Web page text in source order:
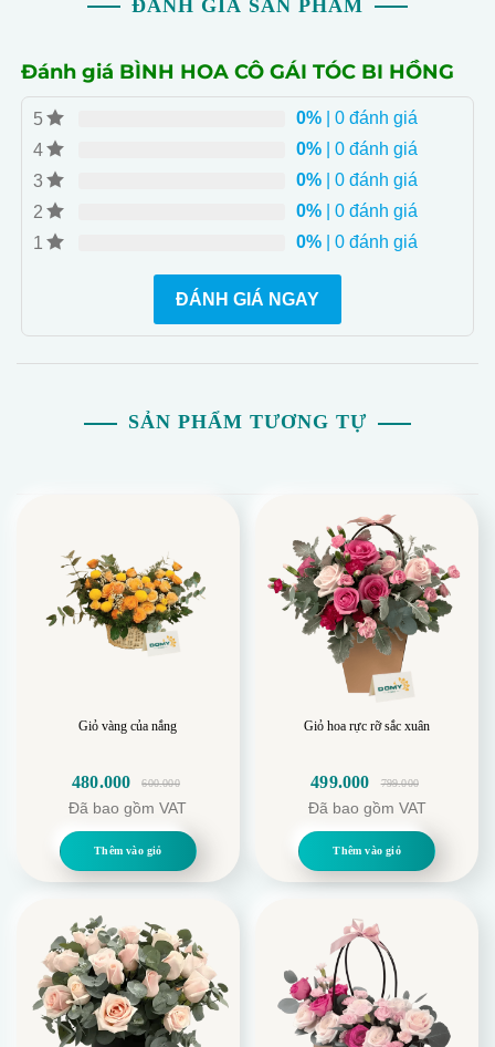
ĐÁNH GIÁ SẢN PHẨM
Đánh giá BÌNH HOA CÔ GÁI TÓC BI HỒNG
5 0%| 0 đánh giá
4
0%| 0 đánh giá
3
0%| 0 đánh giá
2
0%| 0 đánh giá
1
0%| 0 đánh giá
ĐÁNH GIÁ NGAY
SẢN PHẨM TƯƠNG TỰ
Giỏ vàng của nắng
600.000
gốc
480.000
hiện
480.000.
Đã bao gồm VAT
Thêm vào giỏ
Giỏ hoa rực rỡ sắc xuân
799.000
gốc
499.000
hiện
499.000.
Đã bao gồm VAT
Thêm vào giỏ